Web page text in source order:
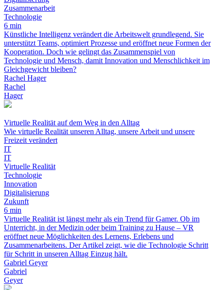
Zusammenarbeit
Technologie
6 min
Künstliche Intelligenz verändert die Arbeitswelt grundlegend. Sie
unterstützt Teams, optimiert Prozesse und eröffnet neue Formen der
Kooperation. Doch wie gelingt das Zusammenspiel von
Technologie und Mensch, damit Innovation und Menschlichkeit im
Gleichgewicht bleiben?
Rachel Hager
Rachel
Hager
Virtuelle Realität auf dem Weg in den Alltag
Wie virtuelle Realität unseren Alltag, unsere Arbeit und unsere
Freizeit verändert
IT
IT
Virtuelle Realität
Technologie
Innovation
Digitalisierung
Zukunft
6 min
Virtuelle Realität ist längst mehr als ein Trend für Gamer. Ob im
Unterricht, in der Medizin oder beim Training zu Hause – VR
eröffnet neue Möglichkeiten des Lernens, Erlebens und
Zusammenarbeitens. Der Artikel zeigt, wie die Technologie Schritt
für Schritt in unseren Alltag Einzug hält.
Gabriel Geyer
Gabriel
Geyer